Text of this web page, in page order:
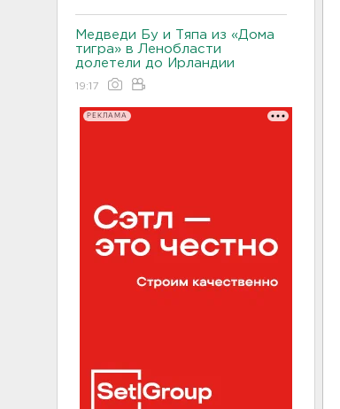
Медведи Бу и Тяпа из «Дома
тигра» в Ленобласти
долетели до Ирландии
19:17
РЕКЛАМА